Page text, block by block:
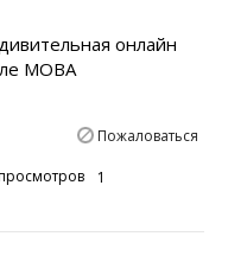
онлайн
МОВА
Пожаловаться
1